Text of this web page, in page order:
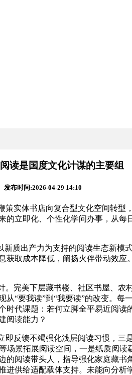
读是国度文化计谋的主要组
发布时间:2026-04-29 14:10
体书店向复合型文化空间转型
立即化、个性化学问办事，从
出产力为支持的阅读生态新模
取成本降低，阐扬火伴带动效
美下层藏书楼、社区书屋、农
“要我读”到“我要读”的改变。
代课题：若何立脚全平易近阅读
阅读能力？
馈不竭强化浅层阅读习惯，三
景拓展阅读空间，一是纸质阅
阅读带头人，指导强化家庭藏
供给适配载体支持。未能向分